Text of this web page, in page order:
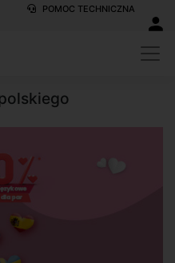
POMOC TECHNICZNA